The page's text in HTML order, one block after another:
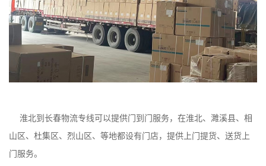
淮北到长春物流专线可以提供门到门服务，在淮北、濉溪县、相
山区、杜集区、烈山区、等地都设有门店，提供上门提货、送货上
门服务。